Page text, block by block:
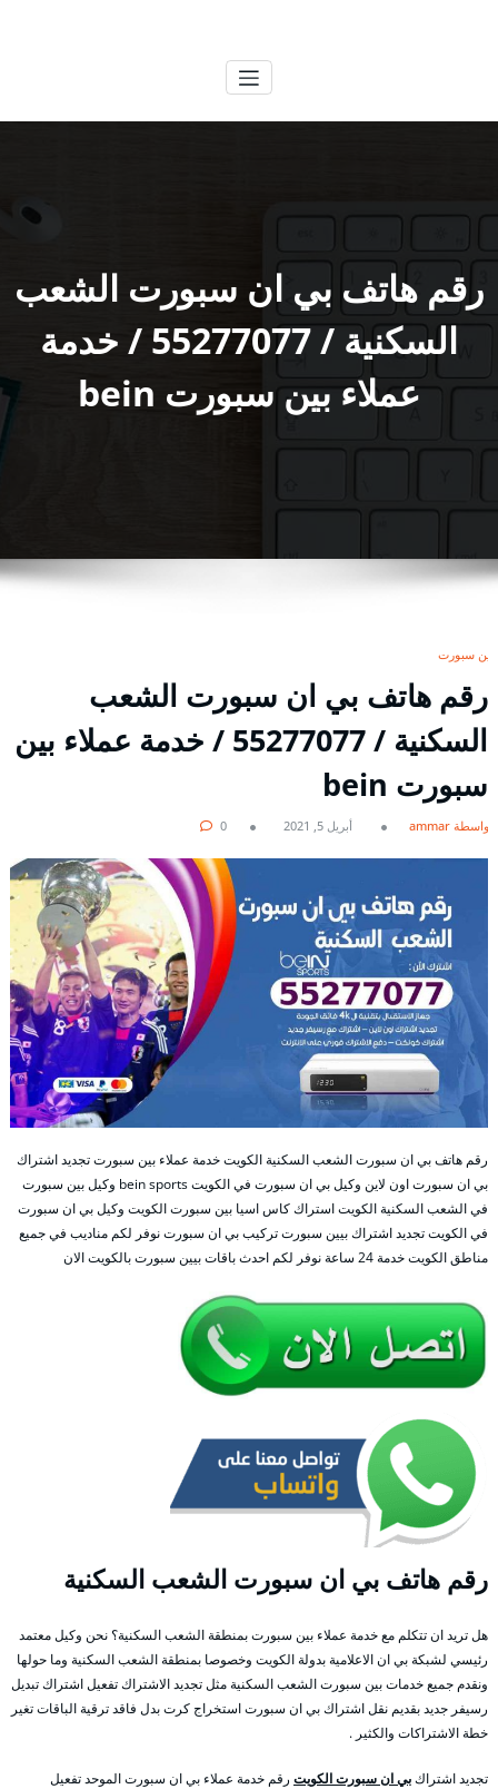
رقم هاتف بي ان سبورت الشعب
السكنية / 55277077 / خدمة
عملاء بين سبورت bein
بين سبورت
رقم هاتف بي ان سبورت الشعب
السكنية / 55277077 / خدمة عملاء بين
سبورت bein
بواسطة ammar أبريل 5, 2021 0
رقم هاتف بي ان سبورت الشعب السكنية الكويت خدمة عملاء بين سبورت تجديد اشتراك
بي ان سبورت اون لاين وكيل بي ان سبورت في الكويت bein sports وكيل بين سبورت
في الشعب السكنية الكويت استراك كاس اسيا بين سبورت الكويت وكيل بي ان سبورت
في الكويت تجديد اشتراك بيين سبورت تركيب بي ان سبورت نوفر لكم مناديب في جميع
مناطق الكويت خدمة 24 ساعة نوفر لكم احدث باقات بيين سبورت بالكويت الان
رقم هاتف بي ان سبورت الشعب السكنية
هل تريد ان تتكلم مع خدمة عملاء بين سبورت بمنطقة الشعب السكنية؟ نحن وكيل معتمد
رئيسي لشبكة بي ان الاعلامية بدولة الكويت وخصوصا بمنطقة الشعب السكنية وما حولها
ونقدم جميع خدمات بين سبورت الشعب السكنية مثل تجديد الاشتراك تفعيل اشتراك تبديل
رسيفر جديد بقديم نقل اشتراك بي ان سبورت استخراج كرت بدل فاقد ترقية الباقات تغير
خطة الاشتراكات والكثير .
تجديد اشتراكبي ان سبورت الكويت رقم خدمة عملاء بي ان سبورت الموحد تفعيل